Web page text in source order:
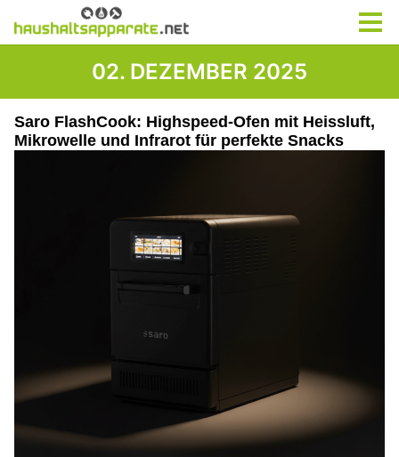
02. DEZEMBER 2025
Saro FlashCook: Highspeed-Ofen mit Heissluft,
Mikrowelle und Infrarot für perfekte Snacks